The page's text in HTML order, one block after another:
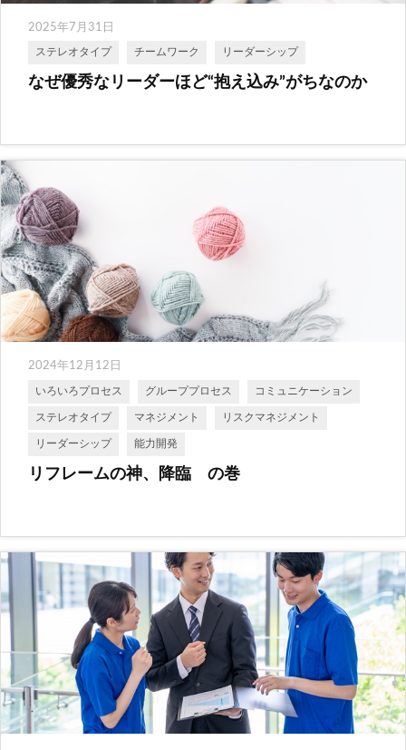
2025年7月31日
ステレオタイプ チームワーク リーダーシップ
なぜ優秀なリーダーほど“抱え込み”がちなのか
2024年12月12日
いろいろプロセス グループプロセス コミュニケーション
ステレオタイプ マネジメント リスクマネジメント
リーダーシップ 能力開発
リフレームの神、降臨 の巻